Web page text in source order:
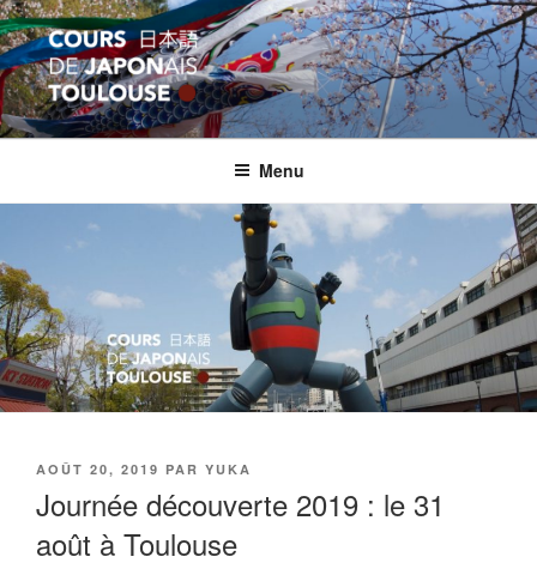
Aller
au
contenu
principal
COURS JAPON TOULOUSE
Apprentissage et formation en langue japonaise
Menu
PUBLIÉ
AOÛT 20, 2019 PAR YUKA
Journée découverte 2019 : le 31
août à Toulouse